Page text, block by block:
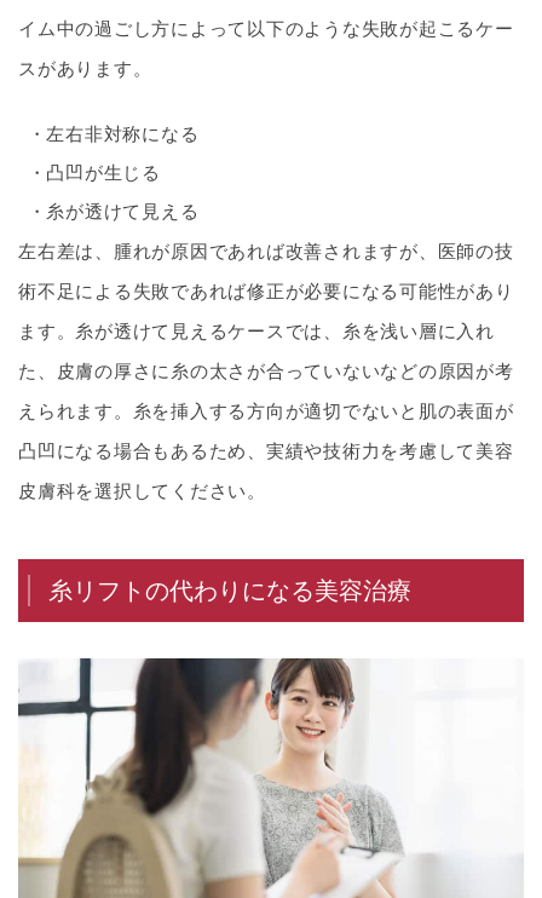
イム中の過ごし方によって以下のような失敗が起こるケー
スがあります。
左右非対称になる
凸凹が生じる
糸が透けて見える
左右差は、腫れが原因であれば改善されますが、医師の技
術不足による失敗であれば修正が必要になる可能性があり
ます。糸が透けて見えるケースでは、糸を浅い層に入れ
た、皮膚の厚さに糸の太さが合っていないなどの原因が考
えられます。糸を挿入する方向が適切でないと肌の表面が
凸凹になる場合もあるため、実績や技術力を考慮して美容
皮膚科を選択してください。
糸リフトの代わりになる美容治療